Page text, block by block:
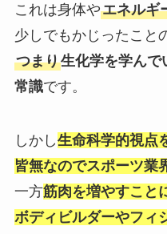
これは身体やエネルギ
少しでもかじったこと
つまり生化学を学んで
常識です。
しかし生命科学的視点
皆無なのでスポーツ業
一方筋肉を増やすこと
ボディビルダーやフィ